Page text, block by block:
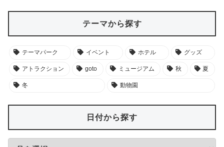
テーマから探す
テーマパーク イベント ホテル グッズ
アトラクション goto ミュージアム 秋 夏
冬 動物園
日付から探す